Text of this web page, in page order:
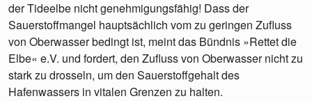
der Tideelbe nicht genehmigungsfähig! Dass der
Sauerstoffmangel hauptsächlich vom zu geringen Zufluss
von Oberwasser bedingt ist, meint das Bündnis »Rettet die
Elbe« e.V. und fordert, den Zufluss von Oberwasser nicht zu
stark zu drosseln, um den Sauerstoffgehalt des
Hafenwassers in vitalen Grenzen zu halten.